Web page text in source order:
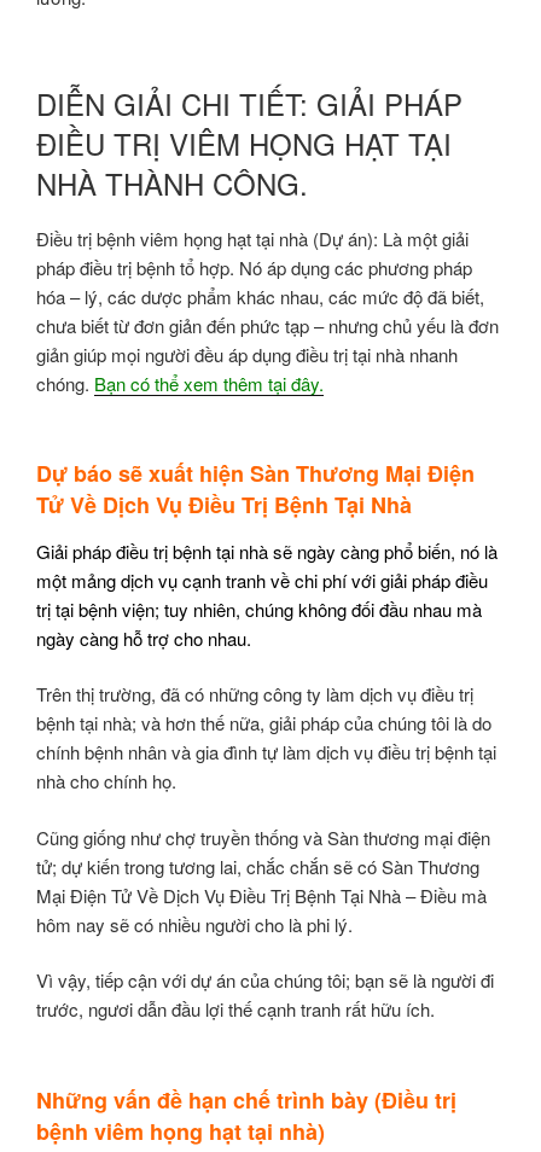
DIỄN GIẢI CHI TIẾT: GIẢI PHÁP
ĐIỀU TRỊ VIÊM HỌNG HẠT TẠI
NHÀ THÀNH CÔNG.
Điều trị bệnh viêm họng hạt tại nhà (Dự án): Là một giải
pháp điều trị bệnh tổ hợp. Nó áp dụng các phương pháp
hóa – lý, các dược phẩm khác nhau, các mức độ đã biết,
chưa biết từ đơn giản đến phức tạp – nhưng chủ yếu là đơn
giản giúp mọi người đều áp dụng điều trị tại nhà nhanh
chóng. Bạn có thể xem thêm tại đây.
Dự báo sẽ xuất hiện Sàn Thương Mại Điện
Tử Về Dịch Vụ Điều Trị Bệnh Tại Nhà
Giải pháp điều trị bệnh tại nhà sẽ ngày càng phổ biến, nó là
một mảng dịch vụ cạnh tranh về chi phí với giải pháp điều
trị tại bệnh viện; tuy nhiên, chúng không đối đầu nhau mà
ngày càng hỗ trợ cho nhau.
Trên thị trường, đã có những công ty làm dịch vụ điều trị
bệnh tại nhà; và hơn thế nữa, giải pháp của chúng tôi là do
chính bệnh nhân và gia đình tự làm dịch vụ điều trị bệnh tại
nhà cho chính họ.
Cũng giống như chợ truyền thống và Sàn thương mại điện
tử; dự kiến trong tương lai, chắc chắn sẽ có Sàn Thương
Mại Điện Tử Về Dịch Vụ Điều Trị Bệnh Tại Nhà – Điều mà
hôm nay sẽ có nhiều người cho là phi lý.
Vì vậy, tiếp cận với dự án của chúng tôi; bạn sẽ là người đi
trước, ngươi dẫn đầu lợi thế cạnh tranh rất hữu ích.
Những vấn đề hạn chế trình bày (Điều trị
bệnh viêm họng hạt tại nhà)